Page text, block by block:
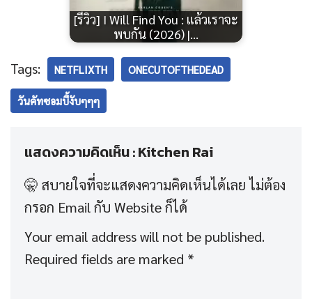
[รีวิว] I Will Find You : แล้วเราจะ
พบกัน (2026) |…
Tags: NETFLIXTH ONECUTOFTHEDEAD
วันคัทซอมบี้งับๆๆๆ
แสดงความคิดเห็น : Kitchen Rai
Your email address will not be published.
Required fields are marked *